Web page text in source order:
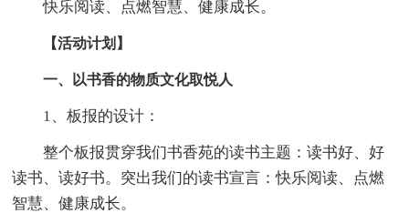
快乐阅读、点燃智慧、健康成长。
【活动计划】
一、以书香的物质文化取悦人
1、板报的设计：
整个板报贯穿我们书香苑的读书主题：读书好、好
读书、读好书。突出我们的读书宣言：快乐阅读、点燃
智慧、健康成长。